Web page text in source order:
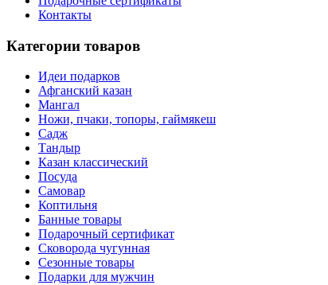
Контакты
Категории товаров
Идеи подарков
Афганский казан
Мангал
Ножи, пчаки, топоры, гаймякеш
Садж
Тандыр
Казан классический
Посуда
Самовар
Коптильня
Банные товары
Подарочный сертификат
Сковорода чугунная
Сезонные товары
Подарки для мужчин